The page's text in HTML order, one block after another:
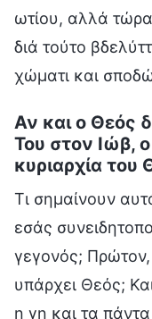
ωτίου, αλλά
διά τούτο
χώματι και
Αν και ο Θεός
Του στον Ιώβ,
κυριαρχία του
Τι σημαίνουν
εσάς
γεγονός;
υπάρχει Θεός;
η γη και τα